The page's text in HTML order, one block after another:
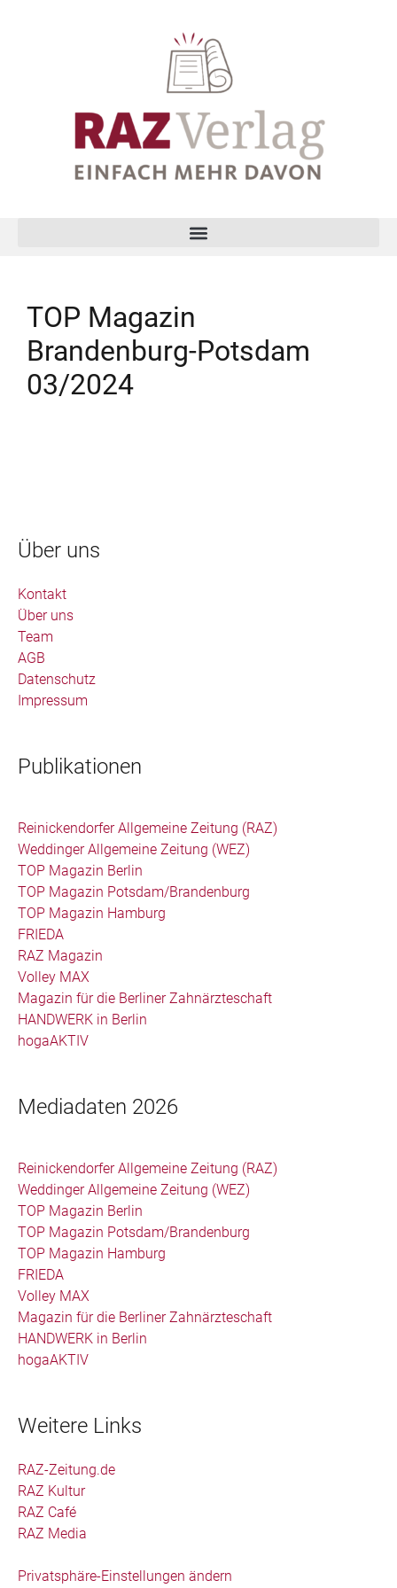
TOP Magazin
Brandenburg-Potsdam
03/2024
Über uns
Kontakt
Über uns
Team
AGB
Datenschutz
Impressum
Publikationen
Reinickendorfer Allgemeine Zeitung (RAZ)
Weddinger Allgemeine Zeitung (WEZ)
TOP Magazin Berlin
TOP Magazin Potsdam/Brandenburg
TOP Magazin Hamburg
FRIEDA
RAZ Magazin
Volley MAX
Magazin für die Berliner Zahnärzteschaft
HANDWERK in Berlin
hogaAKTIV
Mediadaten 2026
Reinickendorfer Allgemeine Zeitung (RAZ)
Weddinger Allgemeine Zeitung (WEZ)
TOP Magazin Berlin
TOP Magazin Potsdam/Brandenburg
TOP Magazin Hamburg
FRIEDA
Volley MAX
Magazin für die Berliner Zahnärzteschaft
HANDWERK in Berlin
hogaAKTIV
Weitere Links
RAZ-Zeitung.de
RAZ Kultur
RAZ Café
RAZ Media
Privatsphäre-Einstellungen ändern